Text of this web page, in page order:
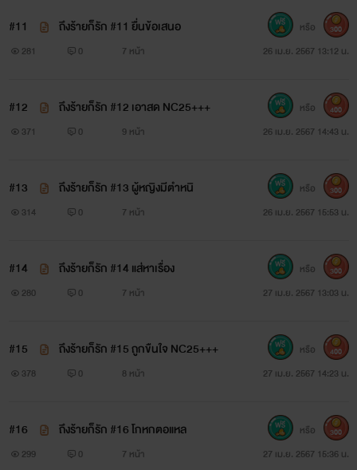
#11 ถึงร้ายก็รัก #11 ยื่นข้อเสนอ
281 0 7 หน้า 26 เม.ย. 2567 13:12 น.
หรือ 300
#12 ถึงร้ายก็รัก #12 เอาสด NC25+++
371 0 9 หน้า 26 เม.ย. 2567 14:43 น.
หรือ 400
#13 ถึงร้ายก็รัก #13 ผู้หญิงมีตำหนิ
314 0 7 หน้า 26 เม.ย. 2567 15:53 น.
หรือ 300
#14 ถึงร้ายก็รัก #14 แส่หาเรื่อง
280 0 7 หน้า 27 เม.ย. 2567 13:03 น.
หรือ 300
#15 ถึงร้ายก็รัก #15 ถูกขืนใจ NC25+++
378 0 8 หน้า 27 เม.ย. 2567 14:23 น.
หรือ 400
#16 ถึงร้ายก็รัก #16 โกหกตอแหล
299 0 7 หน้า 27 เม.ย. 2567 15:36 น.
หรือ 300